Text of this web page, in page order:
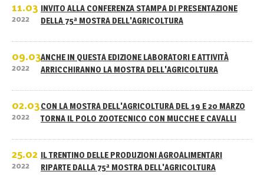
11.03
2022
INVITO ALLA CONFERENZA STAMPA DI PRESENTAZIONE
DELLA 75ª MOSTRA DELL'AGRICOLTURA
09.03
2022
ANCHE IN QUESTA EDIZIONE LABORATORI E ATTIVITÀ
ARRICCHIRANNO LA MOSTRA DELL'AGRICOLTURA
02.03
2022
CON LA MOSTRA DELL'AGRICOLTURA DEL 19 E 20 MARZO
TORNA IL POLO ZOOTECNICO CON MUCCHE E CAVALLI
25.02
2022
IL TRENTINO DELLE PRODUZIONI AGROALIMENTARI
RIPARTE DALLA 75ª MOSTRA DELL'AGRICOLTURA